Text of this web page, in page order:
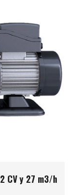
CV y 27 m3/h